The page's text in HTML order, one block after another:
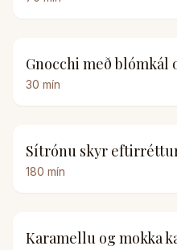
Gnocchi með blómkál
30 mín
Sítrónu skyr
180 mín
Karamellu og mokka